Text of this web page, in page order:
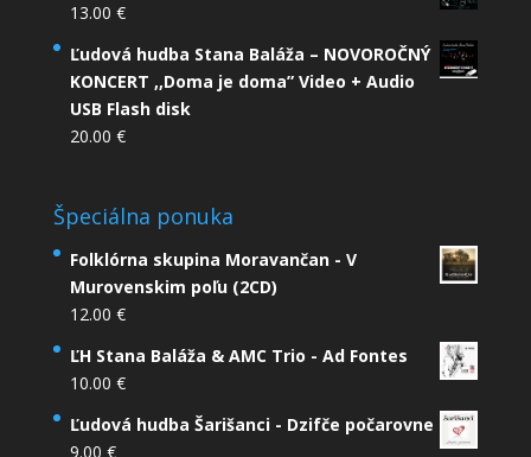
13.00 €
Ľudová hudba Stana Baláža – NOVOROČNÝ
KONCERT ,,Doma je doma” Video + Audio
USB Flash disk
20.00 €
Špeciálna ponuka
Folklórna skupina Moravančan - V
Murovenskim poľu (2CD)
12.00 €
ĽH Stana Baláža & AMC Trio - Ad Fontes
10.00 €
Ľudová hudba Šarišanci - Dzifče počarovne
9.00 €